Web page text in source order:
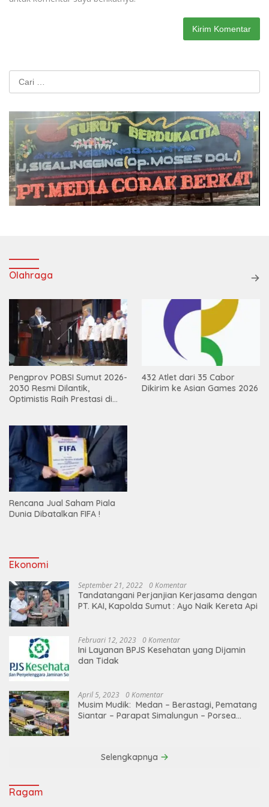
Olahraga
Pengprov POBSI Sumut 2026-
2030 Resmi Dilantik,
Optimistis Raih Prestasi di
432 Atlet dari 35 Cabor
Dikirim ke Asian Games 2026
Rencana Jual Saham Piala
Dunia Dibatalkan FIFA !
Ekonomi
September 21, 2022 0 Komentar
Tandatangani Perjanjian Kerjasama dengan
PT. KAI, Kapolda Sumut : Ayo Naik Kereta Api
Februari 12, 2023 0 Komentar
Ini Layanan BPJS Kesehatan yang Dijamin
dan Tidak
April 5, 2023 0 Komentar
Musim Mudik: Medan – Berastagi, Pematang
Siantar – Parapat Simalungun – Porsea
Selengkapnya
Ragam